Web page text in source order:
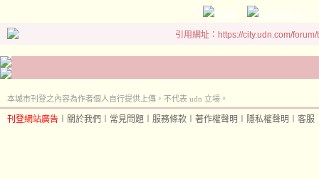
引用網址：https://city.udn.com/
本城市刊登之內容為作者個人自行提供上傳，不代表 udn 立場。
刊登網站廣告 關於我們 常見問題 服務條款 著作權聲明 隱私權聲明 客服